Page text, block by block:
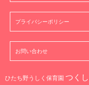
プライバシーポリシー
お問い合わせ
ひたち野うしく保育園 つく